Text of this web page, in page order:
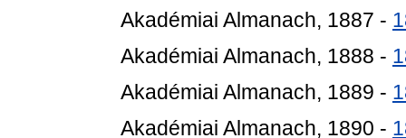
Akadémiai Almanach, 1887 -
Akadémiai Almanach, 1888 -
Akadémiai Almanach, 1889 -
Akadémiai Almanach, 1890 -